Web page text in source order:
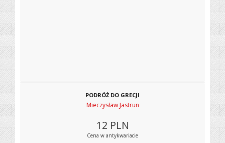
PODRÓŻ DO GRECJI
Mieczysław Jastrun
12 PLN
Cena w antykwariacie